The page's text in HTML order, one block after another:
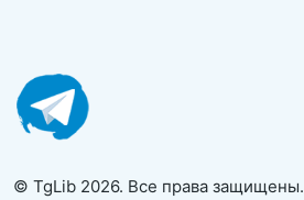
© TgLib 2026. Все права защищены.